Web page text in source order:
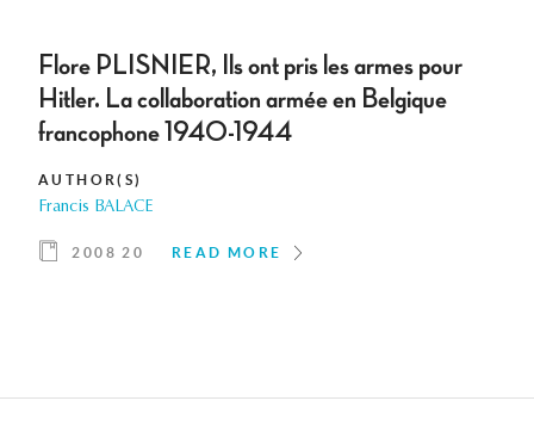
Flore PLISNIER, Ils ont pris les armes pour
Hitler. La collaboration armée en Belgique
francophone 1940-1944
AUTHOR(S)
Francis BALACE
2008 20 READ MORE